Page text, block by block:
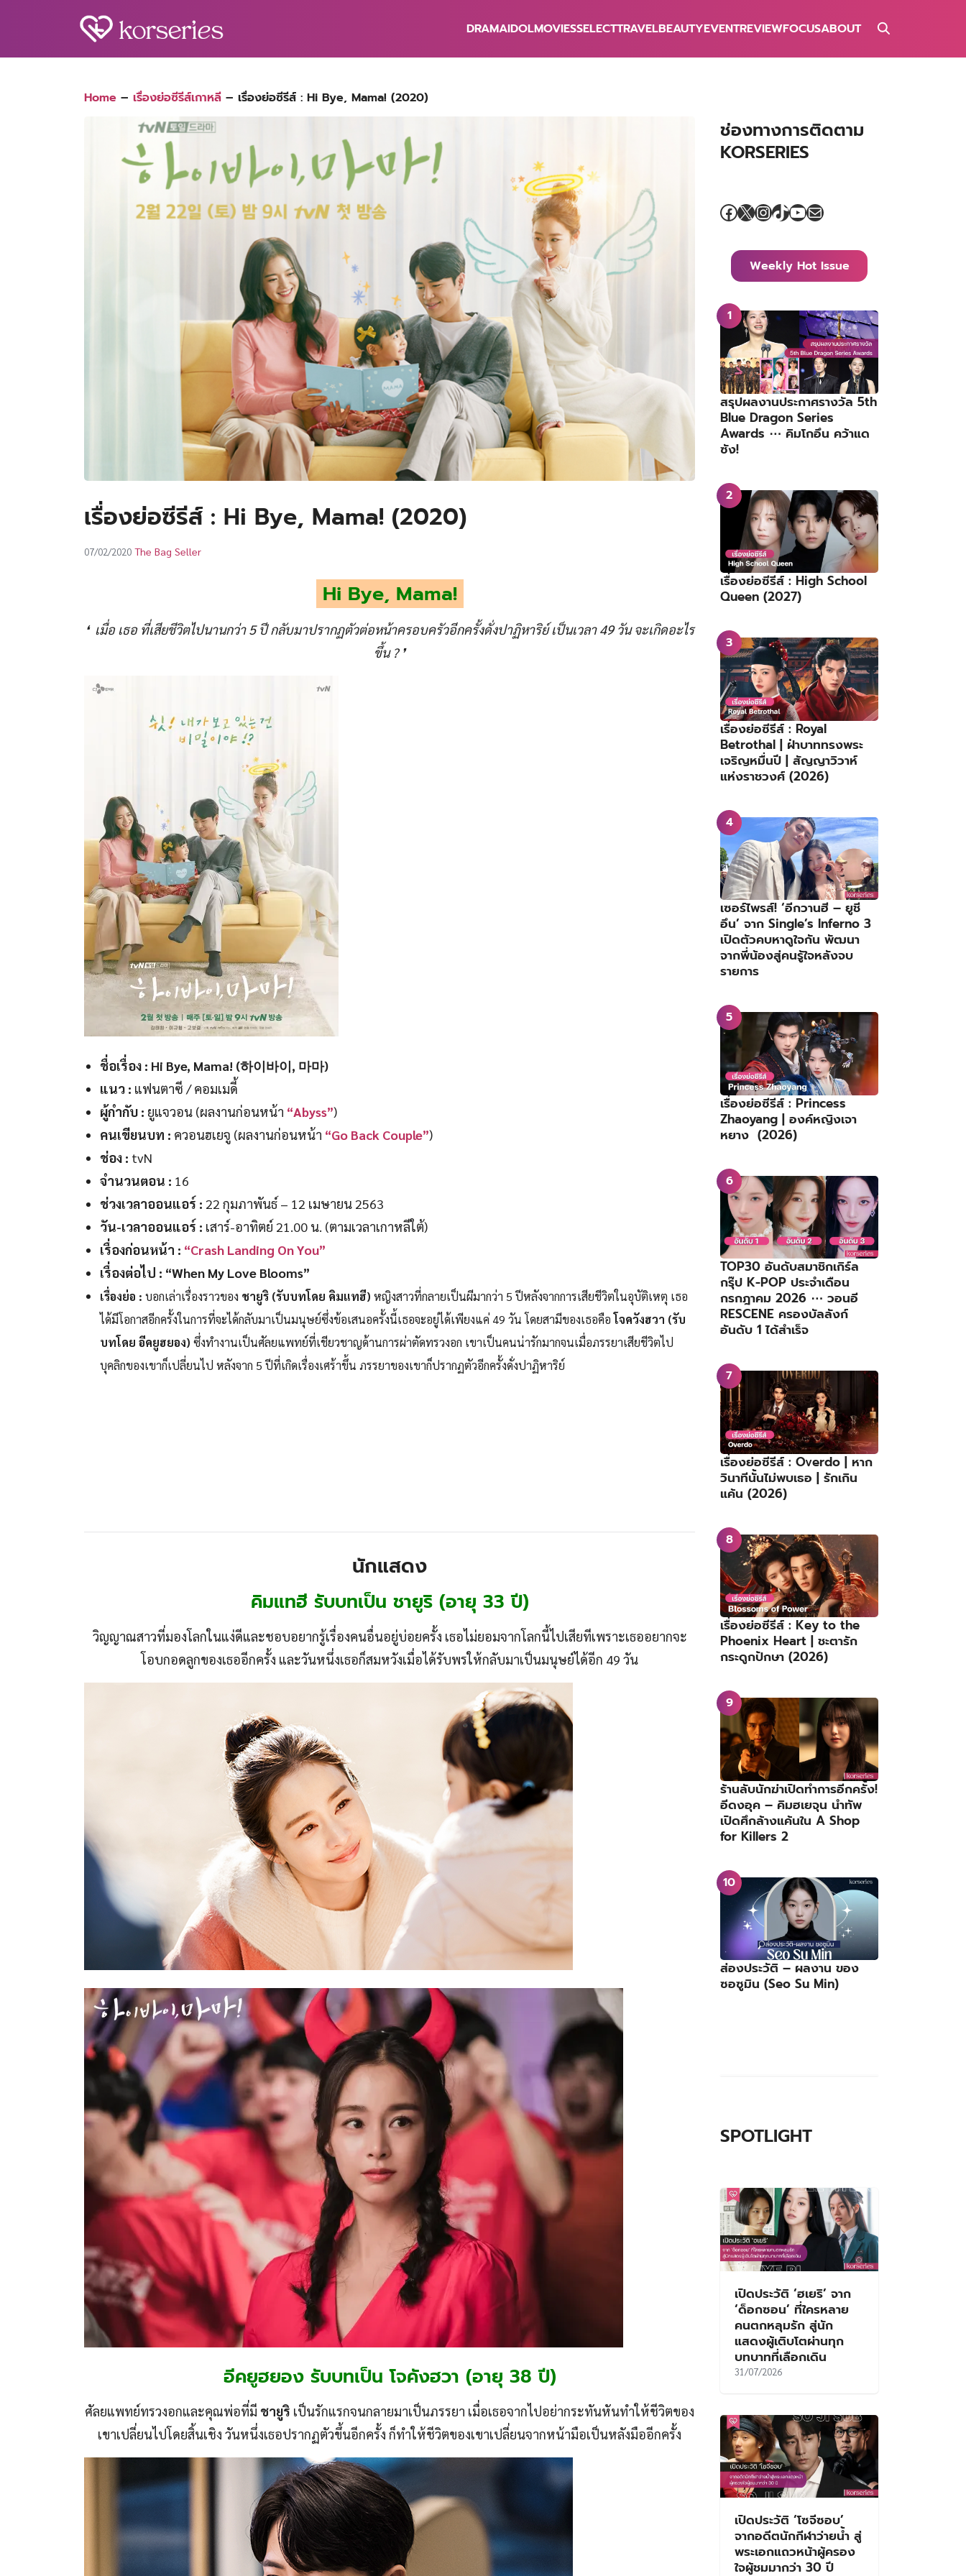
DRAMAIDOLMOVIESSELECTTRAVELBEAUTYEVENTREVIEWFOCUSABOUT
Home – เรื่องย่อซีรีส์เกาหลี – เรื่องย่อซีรีส์ : Hi Bye, Mama! (2020)
เรื่องย่อซีรีส์ : Hi Bye, Mama! (2020)
07/02/2020 The Bag Seller
Hi Bye, Mama!
❛ เมื่อ เธอ ที่เสียชีวิตไปนานกว่า 5 ปี กลับมาปรากฏตัวต่อหน้าครอบครัวอีกครั้งดั่งปาฏิหาริย์ เป็นเวลา 49 วันจะเกิดอะไร
ขึ้น ? ❜
ชื่อเรื่อง : Hi Bye, Mama! (하이바이, 마마)
แนว : แฟนตาซี / คอมเมดี้
ผู้กำกับ : ยูแจวอน (ผลงานก่อนหน้า “Abyss”)
คนเขียนบท : ควอนฮเยจู (ผลงานก่อนหน้า “Go Back Couple”)
ช่อง : tvN
จำนวนตอน : 16
ช่วงเวลาออนแอร์ : 22 กุมภาพันธ์ – 12 เมษายน 2563
วัน-เวลาออนแอร์ : เสาร์-อาทิตย์ 21.00 น. (ตามเวลาเกาหลีใต้)
เรื่องก่อนหน้า : “Crash Landing On You”
เรื่องต่อไป : “When My Love Blooms”
เรื่องย่อ : บอกเล่าเรื่องราวของ ชายูริ (รับบทโดย คิมแทฮี) หญิงสาวที่กลายเป็นผีมากว่า 5 ปีหลังจากการเสียชีวิตในอุบัติเหตุ เธอ
ได้มีโอกาสอีกครั้งในการที่จะได้กลับมาเป็นมนุษย์ซึ่งข้อเสนอครั้งนี้เธอจะอยู่ได้เพียงแค่ 49 วัน โดยสามีของเธอคือโจควังฮวา (รับ
บทโดย อีคยูฮยอง) ซึ่งทำงานเป็นศัลยแพทย์ที่เชียวชาญด้านการผ่าตัดทรวงอก เขาเป็นคนน่ารักมากจนเมื่อภรรยาเสียชีวิตไป
บุคลิกของเขาก็เปลี่ยนไป หลังจาก 5 ปีที่เกิดเรื่องเศร้าขึ้น ภรรยาของเขาก็ปรากฏตัวอีกครั้งดั่งปาฏิหาริย์
นักแสดง
คิมแทฮี รับบทเป็น ชายูริ (อายุ 33 ปี)
วิญญาณสาวที่มองโลกในแง่ดีและชอบอยากรู้เรื่องคนอื่นอยู่บ่อยครั้ง เธอไม่ยอมจากโลกนี้ไปเสียทีเพราะเธออยากจะ
โอบกอดลูกของเธออีกครั้ง และวันหนึ่งเธอก็สมหวังเมื่อได้รับพรให้กลับมาเป็นมนุษย์ได้อีก 49 วัน
ช่องทางการติดตาม
KORSERIES
Facebook
X Instagram
TikTok
YouTube
Mail
Weekly Hot Issue
สรุปผลงานประกาศรางวัล 5th
Blue Dragon Series
Awards ⋯ คิมโกอึน คว้าแด
ซัง!
เรื่องย่อซีรีส์ : High School
Queen (2027)
เรื่องย่อซีรีส์ : Royal
Betrothal | ฝ่าบาททรงพระ
เจริญหมื่นปี | สัญญาวิวาห์
แห่งราชวงศ์ (2026)
เซอร์ไพรส์! ‘อีกวานฮี – ยูชี
อึน’ จาก Single’s Inferno 3
เปิดตัวคบหาดูใจกัน พัฒนา
จากพี่น้องสู่คนรู้ใจหลังจบ
รายการ
เรื่องย่อซีรีส์ : Princess
Zhaoyang | องค์หญิงเจา
หยาง (2026)
TOP30 อันดับสมาชิกเกิร์ล
กรุ๊ป K-POP ประจำเดือน
กรกฎาคม 2026 ⋯ วอนอี
RESCENE ครองบัลลังก์
อันดับ 1 ได้สำเร็จ
เรื่องย่อซีรีส์ : Overdo | หาก
วินาทีนั้นไม่พบเธอ | รักเกิน
แค้น (2026)
เรื่องย่อซีรีส์ : Key to the
Phoenix Heart | ชะตารัก
กระดูกปักษา (2026)
ร้านลับนักฆ่าเปิดทำการอีกครั้ง!
อีดงอุค – คิมฮเยจุน นำทัพ
เปิดศึกล้างแค้นใน A Shop
for Killers 2
ส่องประวัติ – ผลงาน ของ
ซอซูมิน (Seo Su Min)
SPOTLIGHT
เปิดประวัติ ‘ฮเยริ’ จาก
‘ด็อกซอน’ ที่ใครหลาย
คนตกหลุมรัก สู่นัก
แสดงผู้เติบโตผ่านทุก
บทบาทที่เลือกเดิน
31/07/2026
เปิดประวัติ ‘โซจีซอบ’
จากอดีตนักกีฬาว่ายน้ำ สู่
พระเอกแถวหน้าผู้ครอง
ใจผู้ชมมากว่า 30 ปี